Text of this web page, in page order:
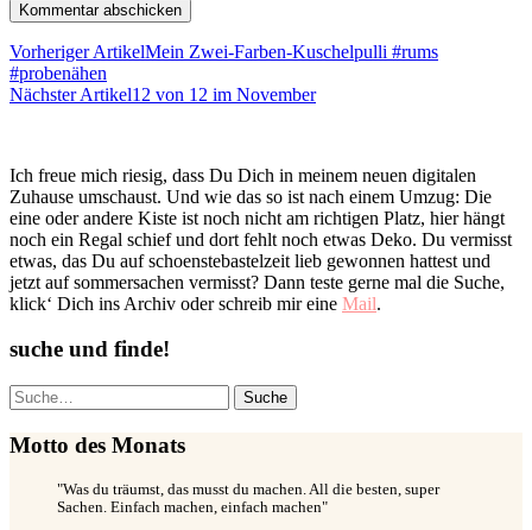
Vorheriger ArtikelMein Zwei-Farben-Kuschelpulli #rums
#probenähen
Nächster Artikel12 von 12 im November
Ich freue mich riesig, dass Du Dich in meinem neuen digitalen
Zuhause umschaust. Und wie das so ist nach einem Umzug: Die
eine oder andere Kiste ist noch nicht am richtigen Platz, hier hängt
noch ein Regal schief und dort fehlt noch etwas Deko. Du vermisst
etwas, das Du auf schoenstebastelzeit lieb gewonnen hattest und
jetzt auf sommersachen vermisst? Dann teste gerne mal die Suche,
klick‘ Dich ins Archiv oder schreib mir eine Mail.
suche und finde!
Suche
Motto des Monats
"Was du träumst, das musst du machen. All die besten, super
Sachen. Einfach machen, einfach machen"